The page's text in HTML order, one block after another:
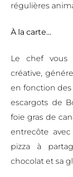
régulières
À la carte…
Le chef vous
créative,
en fonction des
escargots de
foie gras de
entrecôte
pizza à
chocolat et sa